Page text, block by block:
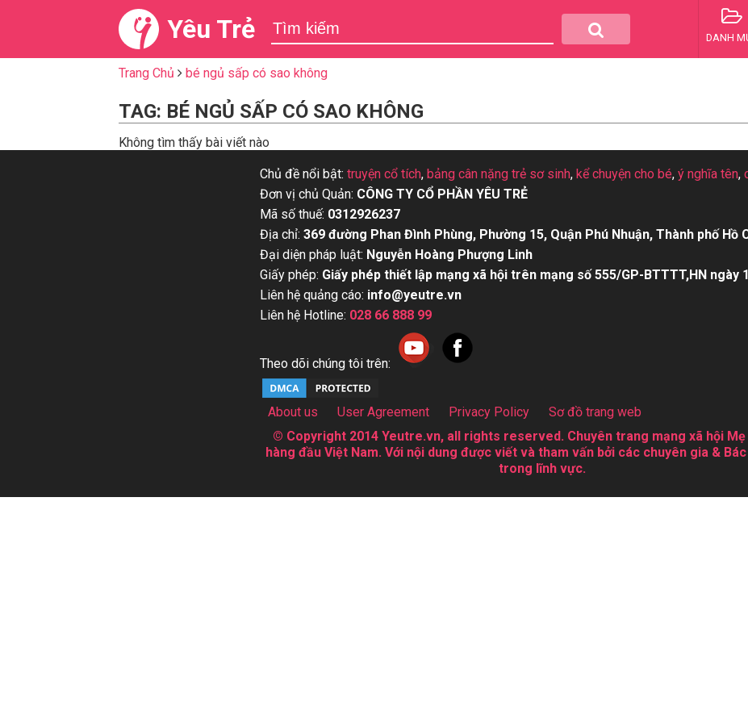
Yêu Trẻ DANH
Trang Chủ bé ngủ sấp có sao không
TAG: BÉ NGỦ SẤP CÓ SAO KHÔNG
Không tìm thấy bài viết nào
Chủ đề nổi bật: truyện cổ tích, bảng cân nặng trẻ sơ sinh, kể chuyện cho bé, ý nghĩa tên,
Đơn vị chủ Quản: CÔNG TY CỔ PHẦN YÊU TRẺ
Mã số thuế: 0312926237
Địa chỉ: 369 đường Phan Đình Phùng, Phường 15, Quận Phú Nhuận, Thành phố Hồ
Đại diện pháp luật: Nguyễn Hoàng Phượng Linh
Giấy phép: Giấy phép thiết lập mạng xã hội trên mạng số 555/GP-BTTTT,HN ngày
Liên hệ quảng cáo: info@yeutre.vn
Liên hệ Hotline: 028 66 888 99
Theo dõi chúng tôi trên:
About us User Agreement Privacy Policy
Sơ đồ trang web
© Copyright 2014 Yeutre.vn, all rights reserved. Chuyên trang mạng xã hội Mẹ
hàng đầu Việt Nam. Với nội dung được viết và tham vấn bởi các chuyên gia &
trong lĩnh vực.